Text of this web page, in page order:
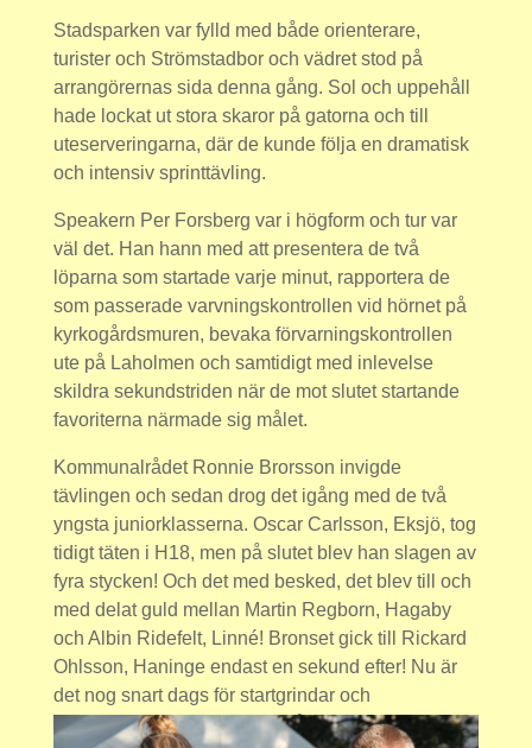
Stadsparken var fylld med både orienterare,
turister och Strömstadbor och vädret stod på
arrangörernas sida denna gång. Sol och uppehåll
hade lockat ut stora skaror på gatorna och till
uteserveringarna, där de kunde följa en dramatisk
och intensiv sprinttävling.
Speakern Per Forsberg var i högform och tur var
väl det. Han hann med att presentera de två
löparna som startade varje minut, rapportera de
som passerade varvningskontrollen vid hörnet på
kyrkogårdsmuren, bevaka förvarningskontrollen
ute på Laholmen och samtidigt med inlevelse
skildra sekundstriden när de mot slutet startande
favoriterna närmade sig målet.
Kommunalrådet Ronnie Brorsson invigde
tävlingen och sedan drog det igång med de två
yngsta juniorklasserna. Oscar Carlsson, Eksjö, tog
tidigt täten i H18, men på slutet blev han slagen av
fyra stycken! Och det med besked, det blev till och
med delat guld mellan Martin Regborn, Hagaby
och Albin Ridefelt, Linné! Bronset gick till Rickard
Ohlsson, Haninge endast en sekund efter! Nu är
det nog snart dags för startgrindar och
fotocellfinish som i alpin skidåkning – för rättvisans